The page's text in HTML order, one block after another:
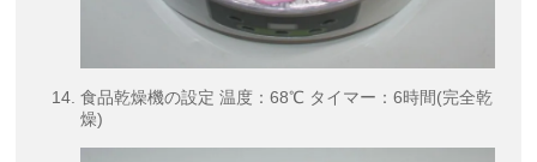
食品乾燥機の設定 温度：68℃ タイマー：6時間(完全乾
燥)